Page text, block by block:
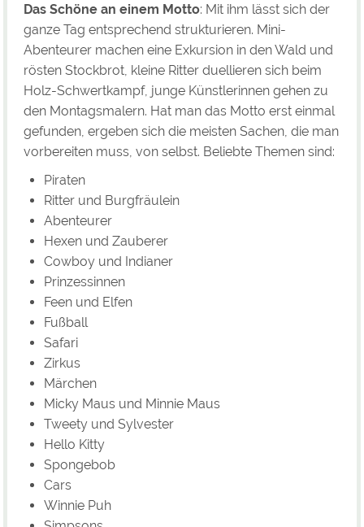
Das Schöne an einem Motto: Mit ihm lässt sich der
ganze Tag entsprechend strukturieren. Mini-
Abenteurer machen eine Exkursion in den Wald und
rösten Stockbrot, kleine Ritter duellieren sich beim
Holz-Schwertkampf, junge Künstlerinnen gehen zu
den Montagsmalern. Hat man das Motto erst einmal
gefunden, ergeben sich die meisten Sachen, die man
vorbereiten muss, von selbst. Beliebte Themen sind:
Piraten
Ritter und Burgfräulein
Abenteurer
Hexen und Zauberer
Cowboy und Indianer
Prinzessinnen
Feen und Elfen
Fußball
Safari
Zirkus
Märchen
Micky Maus und Minnie Maus
Tweety und Sylvester
Hello Kitty
Spongebob
Cars
Winnie Puh